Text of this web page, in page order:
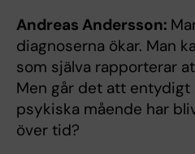
Andreas Andersson:
diagnoserna ökar. Man
som själva rapporterar
Men går det att entydigt
psykiska mående har
över tid?